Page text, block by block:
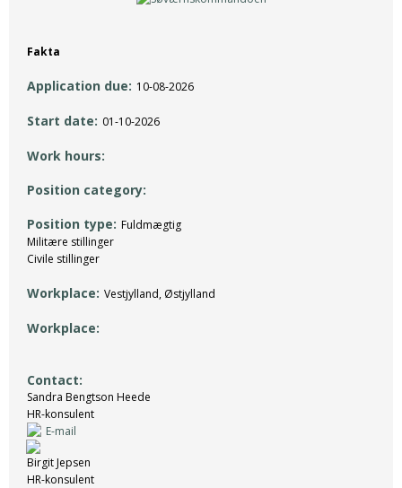
Fakta
Application due 10-08-2026
Start date 01-10-2026
Work hours
Position category
Position type
Fuldmægtig
Militære stillinger
Civile stillinger
Workplace Vestjylland, Østjylland
Workplace
Contact
Sandra Bengtson Heede
HR-konsulent
E-mail
Birgit Jepsen
HR-konsulent